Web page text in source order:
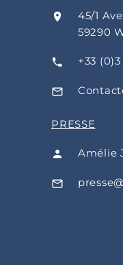
45/1
59290
+33
PRESSE
Amélie